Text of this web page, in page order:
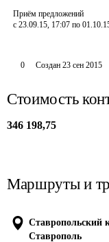
Приём предложений
с 23.09.15, 17:07 по
0 Создан 23 сен 2015
Стоимость
346 198,75
Маршруты и
Ставропольский
Ставрополь